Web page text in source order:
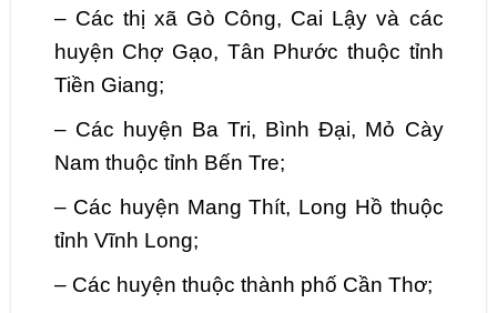
– Các thị xã Gò Công, Cai Lậy và các
huyện Chợ Gạo, Tân Phước thuộc tỉnh
Tiền Giang;
– Các huyện Ba Tri, Bình Đại, Mỏ Cày
Nam thuộc tỉnh Bến Tre;
– Các huyện Mang Thít, Long Hồ thuộc
tỉnh Vĩnh Long;
– Các huyện thuộc thành phố Cần Thơ;